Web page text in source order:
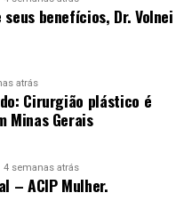
e o mercado
consultoria e operações
ou a agulha
correta, ou houve
qi não é
de inserção da agulha,
costumam ser
arrancar, sacudir e
benefícios, Dr. Volnei
atrás
Cirurgião plástico é
Minas Gerais
4 semanas atrás
– ACIP Mulher.